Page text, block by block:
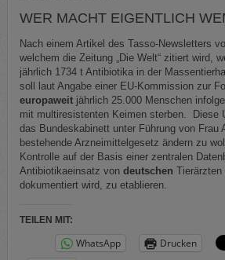
WER MACHT EIGENTLICH
Nach einem Artikel des Tasso-Newsletters
welchem die Zeitung „Die Welt“ zitiert wird,
jährlich 1734 t Antibiotika in der
soll laut Angabe einer EU-Kommission zur
europaweit jährlich 25.000 Menschen
mit multiresistenten Keimen sterben. Diese
das Bundeskabinett unter Führung von Frau
bestehende Arzneimittelgesetz ändern zu
Kontrolle auf der Basis einer zentralen
Antibiotikaeinsatz von deutschen Tierärzten
dokumentiert wird, zu etablieren.
TEILEN MIT:
WhatsApp
Drucken